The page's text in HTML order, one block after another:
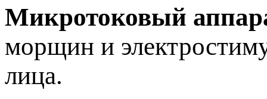
Микротоковый
морщин и
лица.